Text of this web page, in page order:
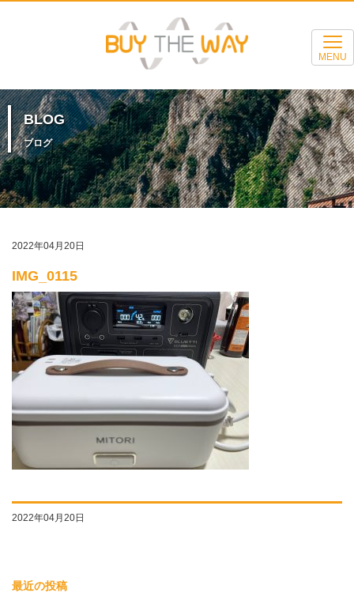
MENU
BLOG
ブログ
2022年04月20日
IMG_0115
2022年04月20日
最近の投稿